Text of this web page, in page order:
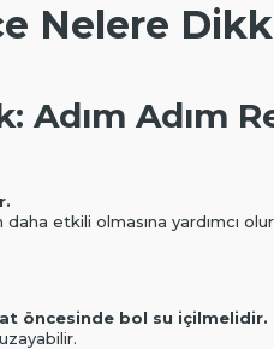
Nelere
Adım Adım
daha etkili olmasına yardımcı
öncesinde bol su içilmelidir.